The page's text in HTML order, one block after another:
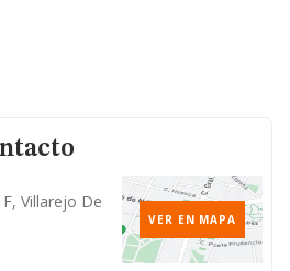
Villarejo De
VER EN MAPA